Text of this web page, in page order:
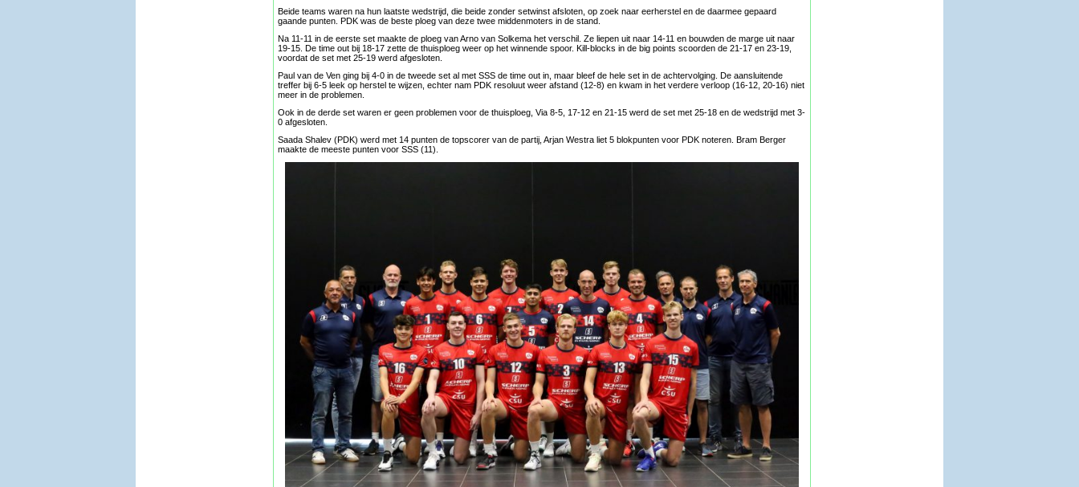
Beide teams waren na hun laatste wedstrijd, die beide zonder setwinst afsloten, op zoek naar eerherstel en de daarmee gepaard
gaande punten. PDK was de beste ploeg van deze twee middenmoters in de stand.
Na 11-11 in de eerste set maakte de ploeg van Arno van Solkema het verschil. Ze liepen uit naar 14-11 en bouwden de marge uit naar
19-15. De time out bij 18-17 zette de thuisploeg weer op het winnende spoor. Kill-blocks in de big points scoorden de 21-17 en 23-19,
voordat de set met 25-19 werd afgesloten.
Paul van de Ven ging bij 4-0 in de tweede set al met SSS de time out in, maar bleef de hele set in de achtervolging. De aansluitende
treffer bij 6-5 leek op herstel te wijzen, echter nam PDK resoluut weer afstand (12-8) en kwam in het verdere verloop (16-12, 20-16) niet
meer in de problemen.
Ook in de derde set waren er geen problemen voor de thuisploeg, Via 8-5, 17-12 en 21-15 werd de set met 25-18 en de wedstrijd met 3-
0 afgesloten.
Saada Shalev (PDK) werd met 14 punten de topscorer van de partij, Arjan Westra liet 5 blokpunten voor PDK noteren. Bram Berger
maakte de meeste punten voor SSS (11).